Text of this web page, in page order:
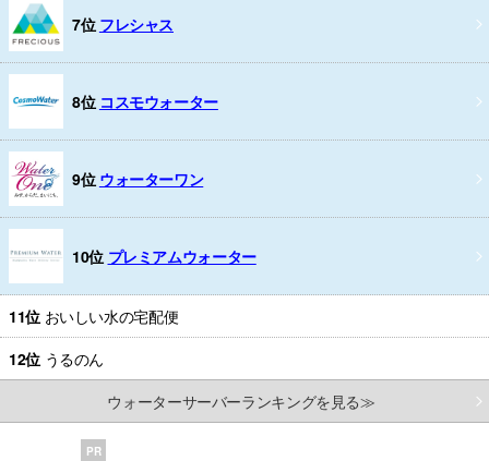
7位 フレシャス
8位 コスモウォーター
9位 ウォーターワン
10位 プレミアムウォーター
11位 おいしい水の宅配便
12位 うるのん
ウォーターサーバーランキングを見る≫
PR